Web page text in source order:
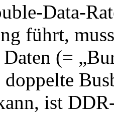
Data-
führt,
(=
ist